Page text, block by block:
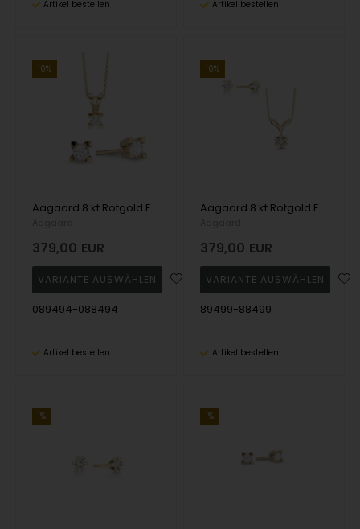
Artikel bestellen Artikel bestellen
10%
Aagaard 8 kt Rotgold Eternity 4-Greifer-Schmuckset
379,00 EUR
089494-088494
Artikel bestellen
10%
Aagaard 8 kt Rotgold Eternity 6 Greifer Schmuckset
379,00 EUR
89499-88499
Artikel bestellen
1% 1%